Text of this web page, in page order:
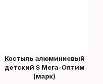
Костыль алюминиевый
детский S Мега-Оптим
(марк)